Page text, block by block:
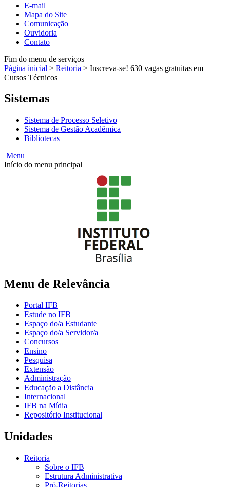
E-mail
Mapa do Site
Comunicação
Ouvidoria
Contato
Fim do menu de serviços
Página inicial > Reitoria > Inscreva-se! 630 vagas gratuitas em
Cursos Técnicos
Sistemas
Sistema de Processo Seletivo
Sistema de Gestão Acadêmica
Bibliotecas
Menu
Início do menu principal
Menu de Relevância
Portal IFB
Estude no IFB
Espaço do/a Estudante
Espaço do/a Servidor/a
Concursos
Ensino
Pesquisa
Extensão
Administração
Educação a Distância
Internacional
IFB na Mídia
Repositório Institucional
Unidades
Reitoria
Sobre o IFB
Estrutura Administrativa
Pró-Reitorias